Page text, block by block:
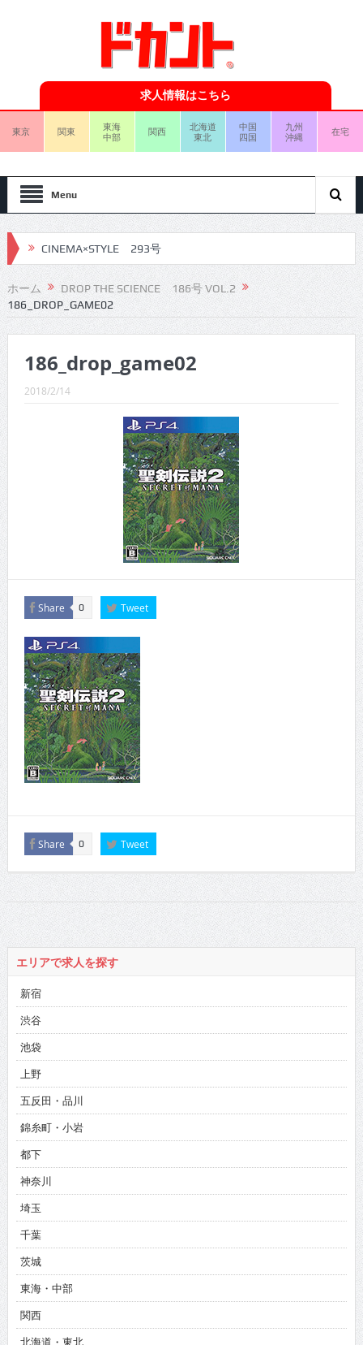
求人情報はこちら
東京 関東
東海
中部
関西
北海道
東北
中国
四国
九州
沖縄
在宅
Menu
CINEMA×STYLE 293号
CINEMA×STYLE 292号
CINEMA×STYLE 291号
CINEMA×STYLE 289号
CINEMA×STYLE 287号
CINEMA×STYLE 286号
CINEMA×STYLE 285号
CINEMA×STYLE 294号
ホーム
DROP THE SCIENCE 186号 VOL.2
186_DROP_GAME02
186_drop_game02
2018/2/14
Share 0 Tweet
Share 0 Tweet
エリアで求人を探す
新宿
渋谷
池袋
上野
五反田・品川
錦糸町・小岩
都下
神奈川
埼玉
千葉
茨城
東海・中部
関西
北海道・東北